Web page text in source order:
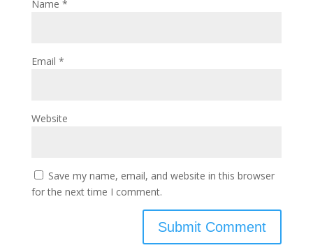
Name *
Email *
Website
Save my name, email, and website in this browser
for the next time I comment.